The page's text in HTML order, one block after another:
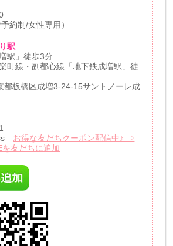
約制/女性専用）
駅
駅」徒歩3分
町線・副都心線「地下鉄成増駅」徒
都板橋区成増3-24-15サントノーレ成
お得な友だちクーポン配信中♪ ⇒
友だちに追加